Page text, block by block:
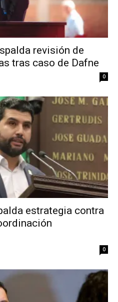
revisión de
tras caso de Dafne
0
estrategia contra
0